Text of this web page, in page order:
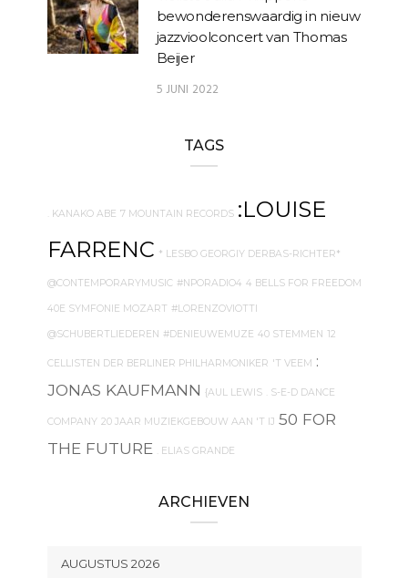
bewonderenswaardig in nieuw
jazzvioolconcert van Thomas
Beijer
5 JUNI 2022
TAGS
. KANAKO ABE 7 MOUNTAIN RECORDS :LOUISE
FARRENC * LESBO GEORGIY DERBAS-RICHTER*
@CONTEMPORARYMUSIC #NPORADIO4 4 BELLS FOR FREEDOM
40E SYMFONIE MOZART #LORENZOVIOTTI
@SCHUBERTLIEDEREN #DENIEUWEMUZE 40 STEMMEN 12
CELLISTEN DER BERLINER PHILHARMONIKER 'T VEEM :
JONAS KAUFMANN {AUL LEWIS . S-E-D DANCE
COMPANY 20 JAAR MUZIEKGEBOUW AAN 'T IJ 50 FOR
THE FUTURE
. ELIAS GRANDE
ARCHIEVEN
AUGUSTUS 2026